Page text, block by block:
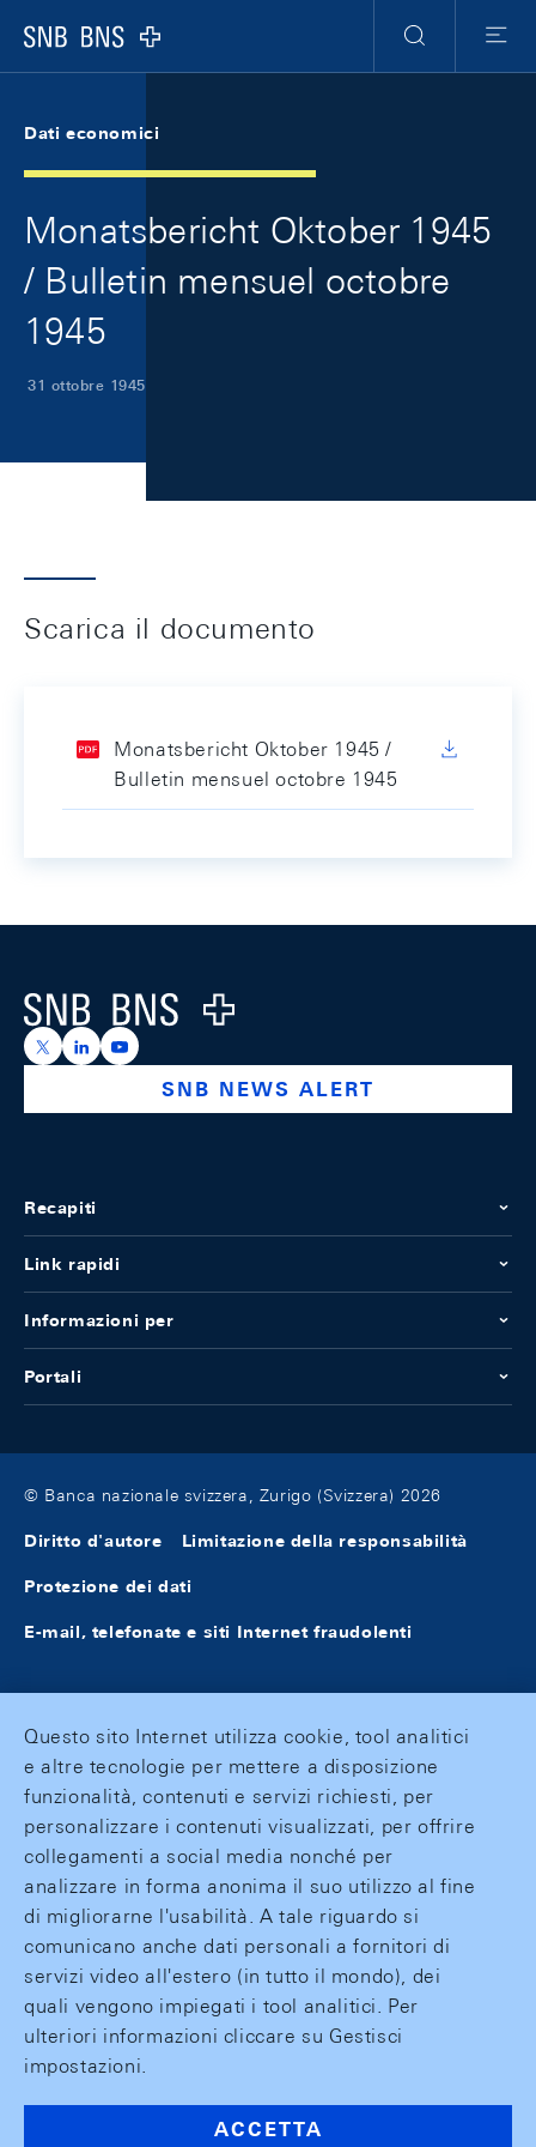
Logo
Ricerca
Menu
Dati economici
Monatsbericht Oktober 1945
/ Bulletin mensuel octobre
1945
31 ottobre 1945
Scarica il documento
Monatsbericht Oktober 1945 /
Bulletin mensuel octobre 1945
Logo
https://x.com/snb_bns
https://ch.linkedin.com/company/swiss-national-
https://www.youtube.com/@swissnationalbank
SNB NEWS ALERT
Recapiti
Link rapidi
Informazioni per
Portali
© Banca nazionale svizzera, Zurigo (Svizzera) 2026
Diritto d'autore Limitazione della responsabilità
Protezione dei dati
E-mail, telefonate e siti Internet fraudolenti
Questo sito Internet utilizza cookie, tool analitici
e altre tecnologie per mettere a disposizione
funzionalità, contenuti e servizi richiesti, per
personalizzare i contenuti visualizzati, per offrire
collegamenti a social media nonché per
analizzare in forma anonima il suo utilizzo al fine
di migliorarne l'usabilità. A tale riguardo si
comunicano anche dati personali a fornitori di
servizi video all'estero (in tutto il mondo), dei
quali vengono impiegati i tool analitici. Per
ulteriori informazioni cliccare su Gestisci
impostazioni.
ACCETTA